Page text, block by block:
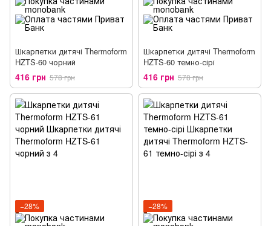
Шкарпетки дитячі Thermoform
HZTS-60 чорний
416 грн 578 грн
Шкарпетки дитячі Thermoform
HZTS-60 темно-сірі
416 грн 578 грн
−28% −28%